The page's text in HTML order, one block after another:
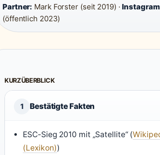
Partner: Mark Forster (seit 2019) ·
(öffentlich 2023)
KURZÜBERBLICK
1 Bestätigte Fakten
ESC-Sieg 2010 mit „Satellite“ (
(Lexikon))